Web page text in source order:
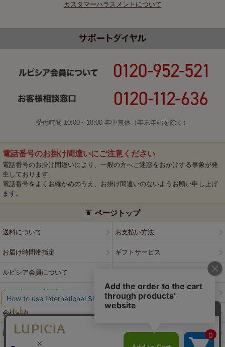
カスタマーハラスメントについて
受付時間 10:00～18:00 年中無休（年末年始を除く）
電話番号のお掛け間違いにご注意ください
電話番号のお掛け間違いにより、一般の方へご迷惑をおかけする事象が発
生しております。
電話番号をよくお確かめのうえ、お掛け間違いのないようお願い申し上げ
ます。
ページトップ
送料について お支払い方法
お届け時間帯指定 ギフトサービス
ルピシア会員について
ウェブサイト利用規約 特定商取引法に基づく表記
会社案内
採用情報 ルピシアブランド